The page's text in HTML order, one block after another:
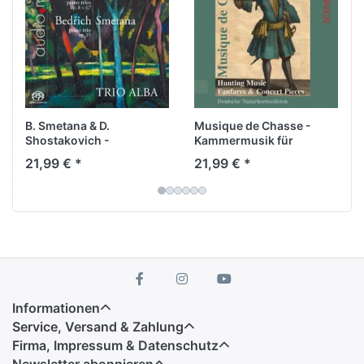
scheinen den jungen, völlig undogmatischen
Musikern geradezu auf den Leib komponiert zu
sein, so prägnant, selbstverständlich und
überzeugend vielschichtig präsentieren sie diese
unterschiedlichen Klangdimensionen - dank der
SACD im raumfüllenden 2+2+2 Klang.
B. Smetana & D.
Shostakovich -
21,99 € *
Musique de Chasse -
Kammermusik für
21,99 € *
Informationen
Service, Versand & Zahlung
Firma, Impressum & Datenschutz